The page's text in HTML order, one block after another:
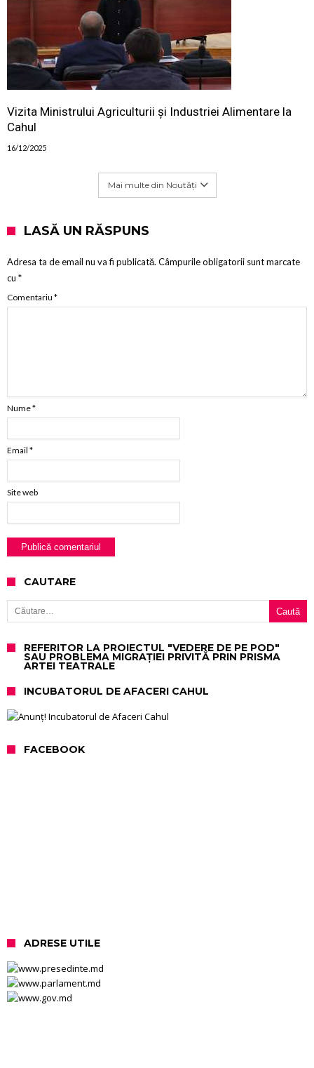
Vizita Ministrului Agriculturii și Industriei Alimentare la
Cahul
16/12/2025
Mai multe din Noutăți
LASĂ UN RĂSPUNS
Adresa ta de email nu va fi publicată. Câmpurile obligatorii sunt marcate
cu *
Comentariu *
Nume*
Email *
Site web
CAUTARE
Caută după:
REFERITOR LA PROIECTUL "VEDERE DE PE POD"
SAU PROBLEMA MIGRAȚIEI PRIVITĂ PRIN PRISMA
ARTEI TEATRALE
INCUBATORUL DE AFACERI CAHUL
FACEBOOK
ADRESE UTILE